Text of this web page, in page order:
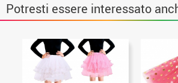
Potresti essere interessato